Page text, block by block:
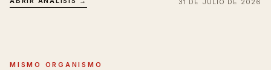
MISMO ORGANISMO